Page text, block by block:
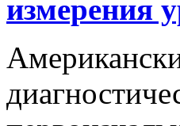
измерения